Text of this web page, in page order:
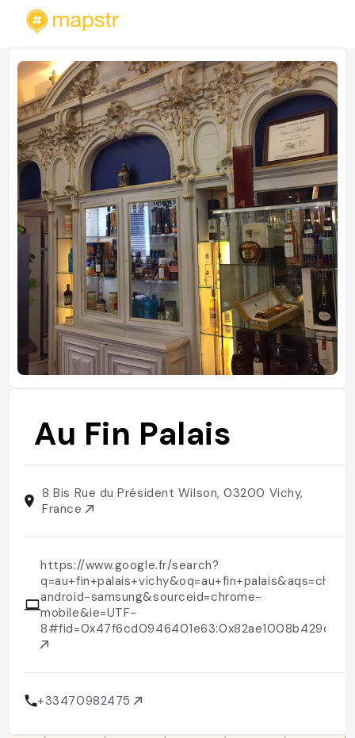
Au Fin Palais
8 Bis Rue du Président Wilson, 03200 Vichy,
France
https://www.google.fr/search?
android-samsung&sourceid=chrome-
mobile&ie=UTF-
+33470982475